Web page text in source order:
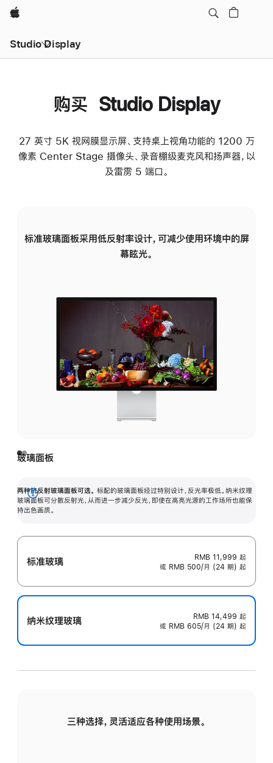
Apple
Studio Display
购买 Studio Display
27 英寸 5K 视网膜显示屏、支持桌上视角功能的 1200 万
像素 Center Stage 摄像头、录音棚级麦克风和扬声器，以
及雷雳 5 端口。
标准玻璃面板采用低反射率设计，可减少使用环境中的屏
幕眩光。
玻璃面板
两种抗反射玻璃面板可选。 标配的玻璃面板经过特别设计，反光率极低。纳米纹理
玻璃面板可分散反射光，从而进一步减少反光，即使在高亮光源的工作场所也能保
持出色画质。
展
开
标准玻璃 RMB 11,999 起
或 RMB 500/月 (24 期) 起
纳米纹理玻璃 RMB 14,499 起
或 RMB 605/月 (24 期) 起
三种选择，灵活适应各种使用场景。